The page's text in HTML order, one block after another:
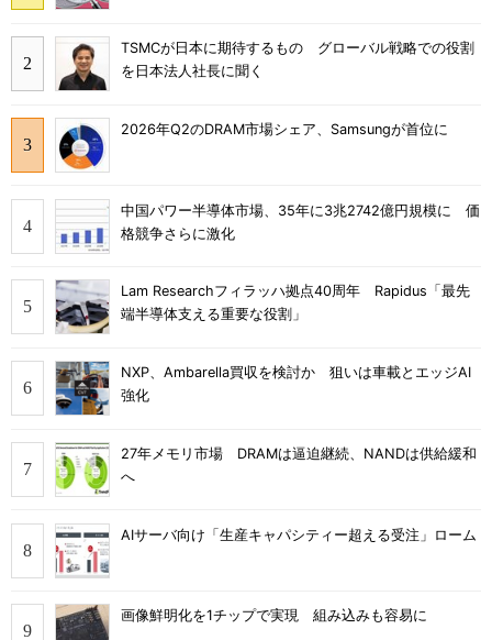
TSMCが日本に期待するもの グローバル戦略での役割
を日本法人社長に聞く
2026年Q2のDRAM市場シェア、Samsungが首位に
中国パワー半導体市場、35年に3兆2742億円規模に 価
格競争さらに激化
Lam Researchフィラッハ拠点40周年 Rapidus「最先
端半導体支える重要な役割」
NXP、Ambarella買収を検討か 狙いは車載とエッジAI
強化
27年メモリ市場 DRAMは逼迫継続、NANDは供給緩和
へ
AIサーバ向け「生産キャパシティー超える受注」ローム
画像鮮明化を1チップで実現 組み込みも容易に